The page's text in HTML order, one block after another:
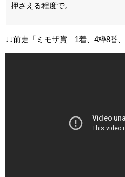
押さえる程度で。
↓↓前走「ミモザ賞 1着、4枠8番